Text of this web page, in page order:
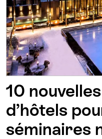
10
d’hôtels
séminaires